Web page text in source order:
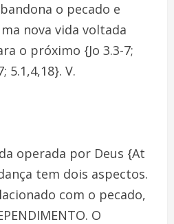
o pecado e
nova vida voltada
o próximo {Jo 3.3-7;
5.1,4,18}. V.
operada por Deus {At
tem dois aspectos.
com o pecado,
O